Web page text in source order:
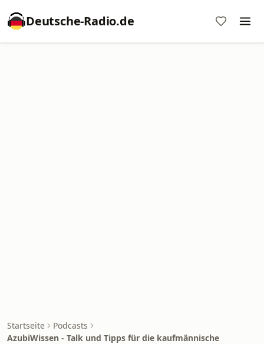
Deutsche-Radio.de
Startseite
Podcasts
AzubiWissen - Talk und Tipps für die kaufmännische